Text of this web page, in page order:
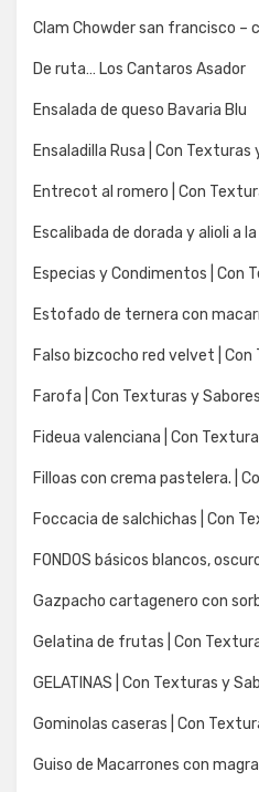
Clam Chowder san francisco –
De ruta… Los Cantaros Asador
Ensalada de queso Bavaria Blu
Ensaladilla Rusa | Con Texturas
Entrecot al romero | Con
Escalibada de dorada y alioli a
Especias y Condimentos | Con
Estofado de ternera con
Falso bizcocho red velvet |
Farofa | Con Texturas y Sabores
Fideua valenciana | Con
Filloas con crema pastelera. |
Foccacia de salchichas | Con
FONDOS básicos blancos,
Gazpacho cartagenero con
Gelatina de frutas | Con
GELATINAS | Con Texturas y
Gominolas caseras | Con
Guiso de Macarrones con magra